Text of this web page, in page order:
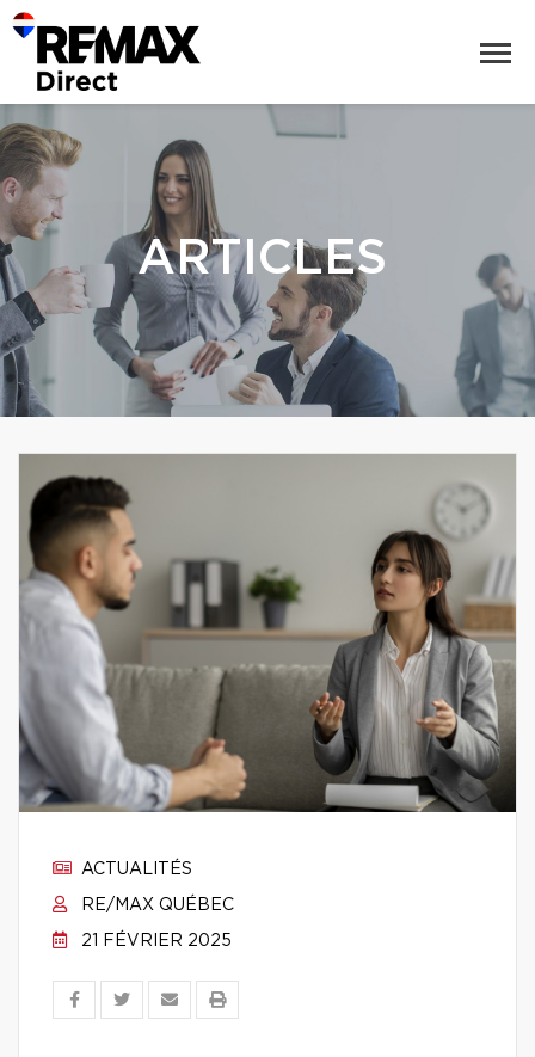
ARTICLES
ACTUALITÉS
RE/MAX QUÉBEC
21 FÉVRIER 2025